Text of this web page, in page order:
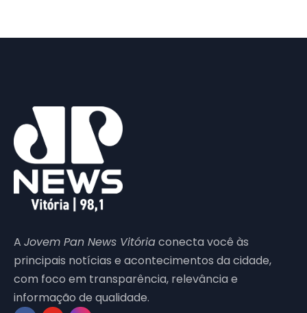
A Jovem Pan News Vitóriaconecta você às
principais notícias e acontecimentos da cidade,
com foco em transparência, relevância e
informação de qualidade.